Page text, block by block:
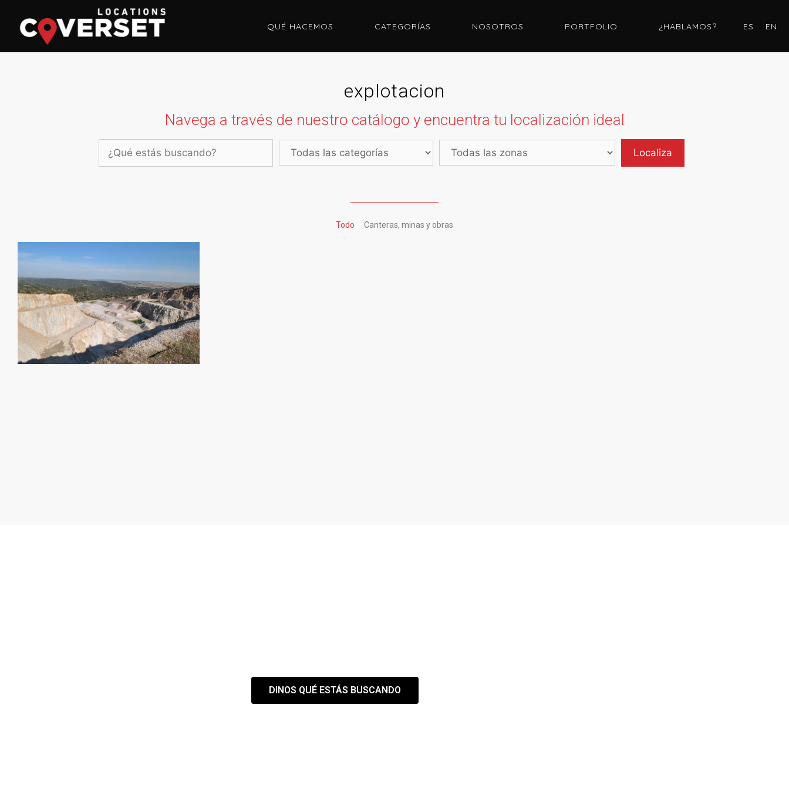
QUÉ HACEMOS CATEGORÍAS NOSOTROS PORTFOLIO ¿HABLAMOS? ES EN
explotacion
Navega a través de nuestro catálogo y encuentra tu localización ideal
Todo Canteras, minas y obras
DINOS QUÉ ESTÁS BUSCANDO